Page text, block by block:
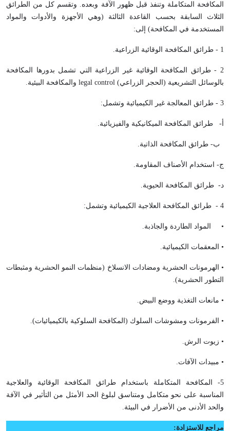
المكافحة المتكاملة وتنفذ قبل ظهور الآفة وبعده. وتقسم كل من الطرائق
الثلاث السابقة بحسب القاعدة الثالثة (وهي الأجهزة والأدوات والمواد
المستخدمة في المكافحة) إلى:
1 - طرائق المكافحة الوقائية الزراعية.
2 - طرائق المكافحة الوقائية غير الزراعية التي تشمل بدورها المكافحة
بالوسائل التشريعية (الحجر الزراعي) legal control والمكافحة البيئية.
3 - طرائق المعالجة غير الكيميائية وتشمل:
أ- طرائق المكافحة الميكانيكية والفيزيائية.
ب- طرائق المكافحة الذاتية.
ج- استخدام الأصناف المقاومة.
د- طرائق المكافحة الحيوية.
4 - طرائق المكافحة العلاجية الكيميائية وتشمل:
• المواد الطاردة والجاذبة.
• المعقمات الكيميائية.
• الهرمونات الحشرية ومضادات الانسلاخ (منظمات النمو الحشرية ومثبطات
التطور الحشرية).
• مانعات التغذية ووضع البيض.
• الفرمونات ومشوشات السلوك (المكافحة السلوكية بالكيميائيات).
• زيوت الرش.
• مبيدات الآفات.
5- المكافحة المتكاملة باستخدام طرائق المكافحة الوقائية والعلاجية
المناسبة على نحو متكامل ومتناسق لبلوغ الحد الأمثل من التأثير في الآفة
والحد الأدنى من الأضرار في البيئة.
مراجع للاستزادة: